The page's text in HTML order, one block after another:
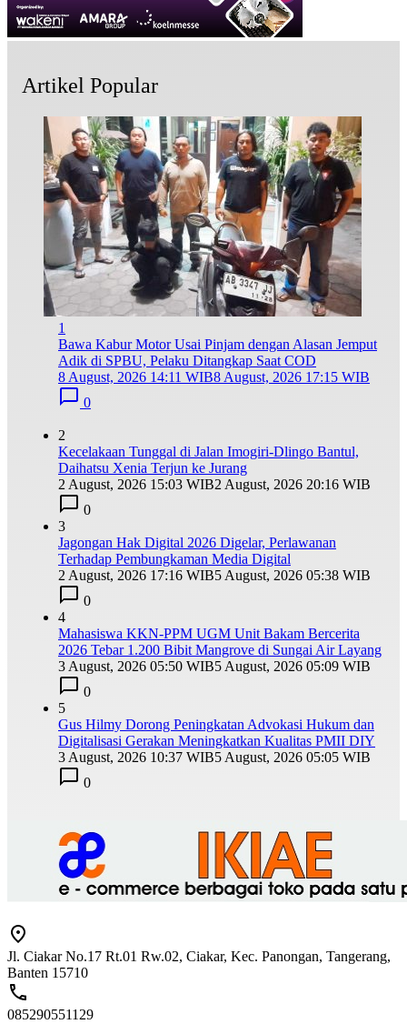
Artikel Popular
1
Bawa Kabur Motor Usai Pinjam dengan Alasan Jemput
Adik di SPBU, Pelaku Ditangkap Saat COD
8 August, 2026 14:11 WIB8 August, 2026 17:15 WIB
0
2
Kecelakaan Tunggal di Jalan Imogiri-Dlingo Bantul,
Daihatsu Xenia Terjun ke Jurang
2 August, 2026 15:03 WIB2 August, 2026 20:16 WIB
0
3
Jagongan Hak Digital 2026 Digelar, Perlawanan
Terhadap Pembungkaman Media Digital
2 August, 2026 17:16 WIB5 August, 2026 05:38 WIB
0
4
Mahasiswa KKN-PPM UGM Unit Bakam Bercerita
2026 Tebar 1.200 Bibit Mangrove di Sungai Air Layang
3 August, 2026 05:50 WIB5 August, 2026 05:09 WIB
0
5
Gus Hilmy Dorong Peningkatan Advokasi Hukum dan
Digitalisasi Gerakan Meningkatkan Kualitas PMII DIY
3 August, 2026 10:37 WIB5 August, 2026 05:05 WIB
0
Jl. Ciakar No.17 Rt.01 Rw.02, Ciakar, Kec. Panongan, Tangerang,
Banten 15710
085290551129